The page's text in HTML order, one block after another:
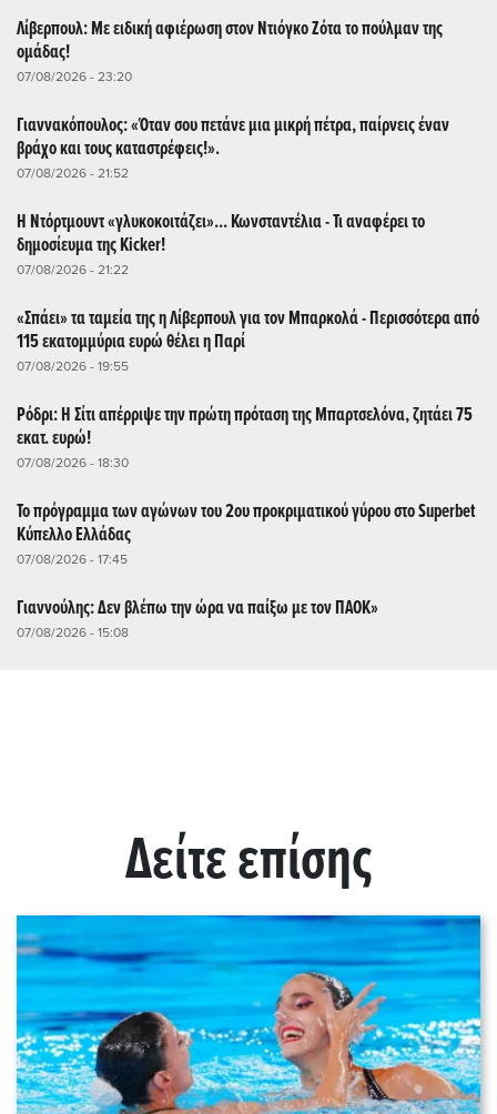
Λίβερπουλ: Με ειδική αφιέρωση στον Ντιόγκο Ζότα το πούλμαν της
ομάδας!
07/08/2026 - 23:20
Γιαννακόπουλος: «Όταν σου πετάνε μια μικρή πέτρα, παίρνεις έναν
βράχο και τους καταστρέφεις!».
07/08/2026 - 21:52
Η Ντόρτμουντ «γλυκοκοιτάζει»... Κωνσταντέλια - Τι αναφέρει το
δημοσίευμα της Kicker!
07/08/2026 - 21:22
«Σπάει» τα ταμεία της η Λίβερπουλ για τον Μπαρκολά - Περισσότερα από
115 εκατομμύρια ευρώ θέλει η Παρί
07/08/2026 - 19:55
Ρόδρι: Η Σίτι απέρριψε την πρώτη πρόταση της Μπαρτσελόνα, ζητάει 75
εκατ. ευρώ!
07/08/2026 - 18:30
Το πρόγραμμα των αγώνων του 2ου προκριματικού γύρου στο Superbet
Κύπελλο Ελλάδας
07/08/2026 - 17:45
Γιαννούλης: Δεν βλέπω την ώρα να παίξω με τον ΠΑΟΚ»
07/08/2026 - 15:08
Δείτε επίσης